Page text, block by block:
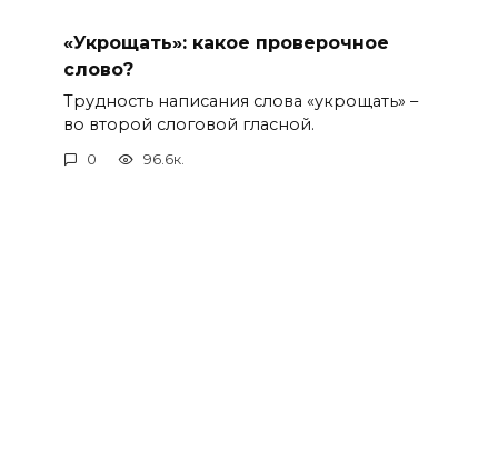
«Укрощать»: какое проверочное
слово?
Трудность написания слова «укрощать» –
во второй слоговой гласной.
0 96.6к.